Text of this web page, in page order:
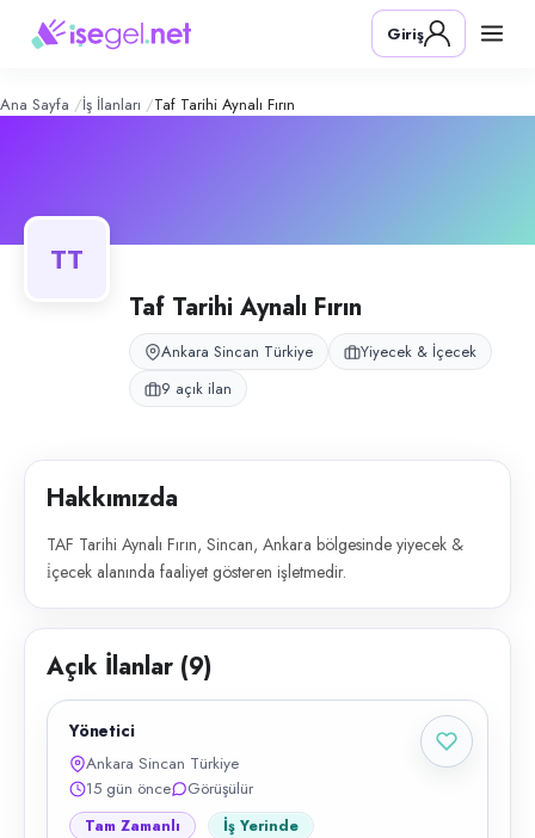
Tarihi Aynalı Fırın – Şirket Profili
Konum:
TAF Tarihi Aynalı Fırın, Sincan, Ankara bölgesinde yiyecek & i̇çecek
Bulaşıkçı
Tezgahtar
Giriş
Ana Sayfa İş İlanları Taf Tarihi Aynalı Fırın
TT
Taf Tarihi Aynalı Fırın
Ankara Sincan Türkiye
Yiyecek & İçecek
9 açık ilan
Hakkımızda
TAF Tarihi Aynalı Fırın, Sincan, Ankara bölgesinde yiyecek &
i̇çecek alanında faaliyet gösteren işletmedir.
Açık İlanlar (9)
Yönetici
Ankara Sincan Türkiye
15 gün önce
Görüşülür
Tam Zamanlı İş Yerinde